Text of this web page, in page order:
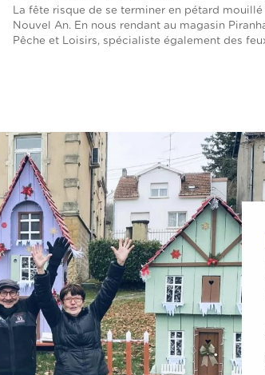
La fête risque de se terminer en pétard mouillé
Nouvel An. En nous rendant au magasin
Pêche et Loisirs, spécialiste également des